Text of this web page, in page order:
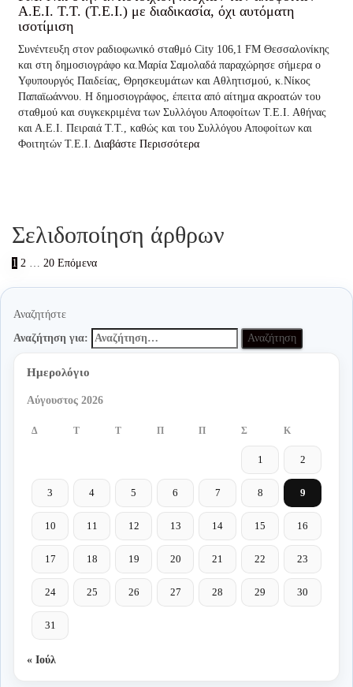
A.E.I. T.T. (Τ.Ε.Ι.) με διαδικασία, όχι αυτόματη
ισοτίμιση
Συνέντευξη στον ραδιοφωνικό σταθμό City 106,1 FM Θεσσαλονίκης
και στη δημοσιογράφο κα.Μαρία Σαμολαδά παραχώρησε σήμερα ο
Υφυπουργός Παιδείας, Θρησκευμάτων και Αθλητισμού, κ.Νίκος
Παπαϊωάννου. Η δημοσιογράφος, έπειτα από αίτημα ακροατών του
σταθμού και συγκεκριμένα των Συλλόγου Αποφοίτων Τ.Ε.Ι. Αθήνας
και Α.Ε.Ι. Πειραιά Τ.Τ., καθώς και του Συλλόγου Αποφοίτων και
Φοιτητών Τ.Ε.Ι. Διαβάστε Περισσότερα
Σελιδοποίηση άρθρων
1 2 … 20 Επόμενα
Αναζητήστε
Αναζήτηση για:
Ημερολόγιο
Αύγουστος 2026
Δ Τ Τ Π Π Σ Κ
1 2
3 4 5 6 7 8 9
10 11 12 13 14 15 16
17 18 19 20 21 22 23
24 25 26 27 28 29 30
31
« Ιούλ